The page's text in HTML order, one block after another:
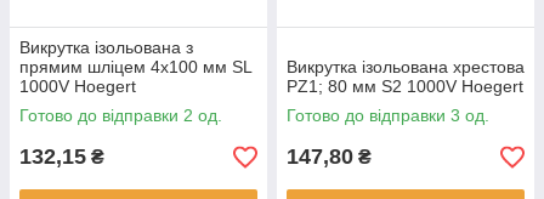
Викрутка ізольована з
прямим шліцем 4x100 мм SL
1000V Hoegert
Готово до відправки 2 од.
132,15 ₴
Викрутка ізольована хрестова
PZ1; 80 мм S2 1000V Hoegert
Готово до відправки 3 од.
147,80 ₴